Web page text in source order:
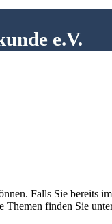
e.V.
Falls Sie bereits
Themen finden Sie